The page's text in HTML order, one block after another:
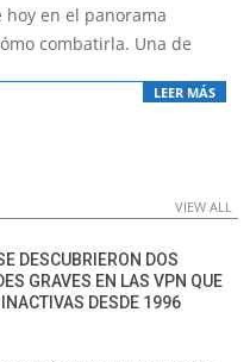
en el panorama
combatirla. Una de
LEER MÁS
VIEW ALL
DESCUBRIERON DOS
GRAVES EN LAS VPN QUE
DESDE 1996